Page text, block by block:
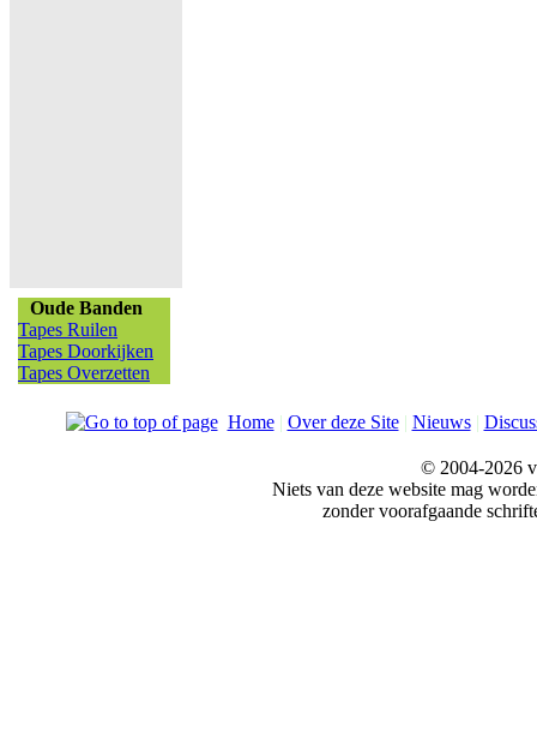
Oude Banden
Tapes Ruilen
Tapes Doorkijken
Tapes Overzetten
Home| Over deze Site| Nieuws|
© 2004-2026
Niets van deze website mag
zonder voorafgaande